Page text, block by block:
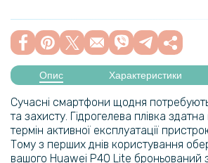
Опис Характеристики
Сучасні смартфони щодня
та захисту. Гідрогелева плівка
термін активної експлуатації
Тому з перших днів користування
вашого Huawei P40 Lite броньований